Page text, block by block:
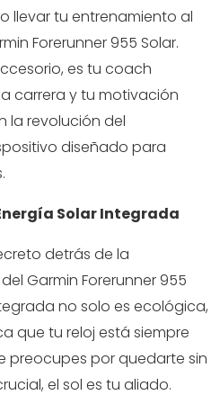
llevar tu entrenamiento al
Forerunner 955 Solar.
es tu coach
carrera y tu motivación
la revolución del
diseñado para
Solar Integrada
detrás de la
Garmin Forerunner 955
no solo es ecológica,
que tu reloj está siempre
preocupes por quedarte sin
el sol es tu aliado.